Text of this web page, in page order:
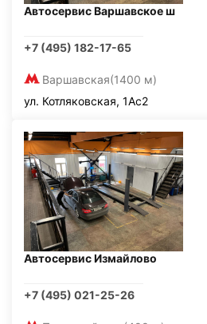
Автосервис Варшавское ш
+7 (495) 182-17-65
Варшавская(1400 м)
ул. Котляковская, 1Ас2
Автосервис Измайлово
+7 (495) 021-25-26